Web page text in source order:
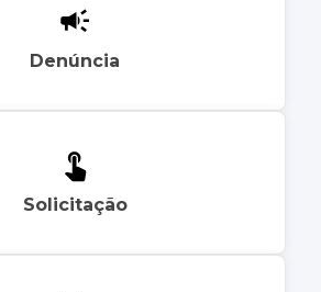
Denúncia
Solicitação